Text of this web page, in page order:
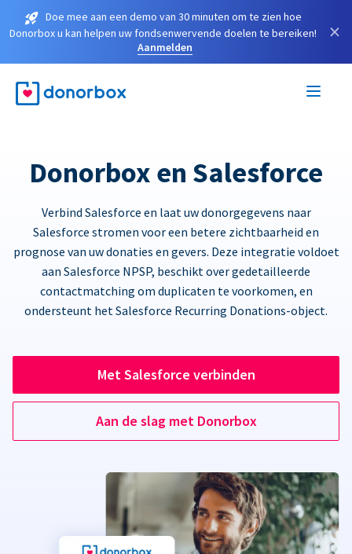
Doe mee aan een demo van 30 minuten om te zien hoe
Donorbox u kan helpen uw fondsenwervende doelen te bereiken!
Aanmelden
×
Donorbox en Salesforce
Verbind Salesforce en laat uw donorgegevens naar
Salesforce stromen voor een betere zichtbaarheid en
prognose van uw donaties en gevers. Deze integratie voldoet
aan Salesforce NPSP, beschikt over gedetailleerde
contactmatching om duplicaten te voorkomen, en
ondersteunt het Salesforce Recurring Donations-object.
Met Salesforce verbinden
Aan de slag met Donorbox